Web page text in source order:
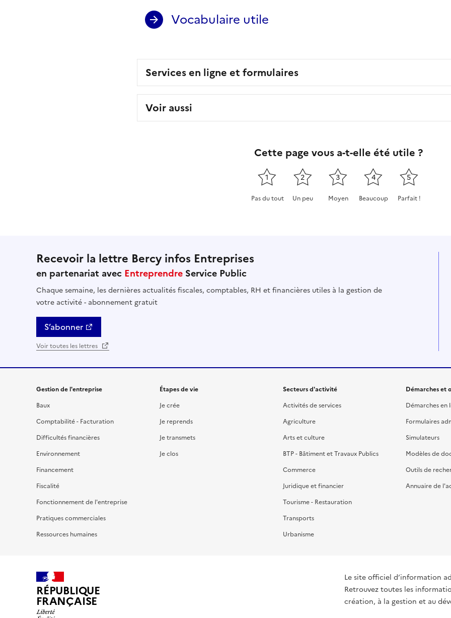
Vocabulaire utile
Services en ligne et formulaires
Voir aussi
Cette page vous a-t-elle été utile ?
1
Pas du tout
2
Un peu
3
Moyen
4
Beaucoup
5
Parfait !
Recevoir la lettre Bercy infos Entreprises
en partenariat avec Entreprendre Service Public
Chaque semaine, les dernières actualités fiscales, comptables, RH et financières utiles à la gestion de
votre activité - abonnement gratuit
S’abonner
Voir toutes les lettres
Gestion de l'entreprise
Baux
Comptabilité - Facturation
Difficultés financières
Environnement
Financement
Fiscalité
Fonctionnement de l'entreprise
Pratiques commerciales
Ressources humaines
Étapes de vie
Je crée
Je reprends
Je transmets
Je clos
Secteurs d'activité
Activités de services
Agriculture
Arts et culture
BTP - Bâtiment et Travaux Publics
Commerce
Juridique et financier
Tourisme - Restauration
Transports
Urbanisme
Démarches et
Démarches en
Formulaires
Simulateurs
Modèles de
Outils de
Annuaire de
RÉPUBLIQUE
FRANÇAISE
Le site officiel d’information
Retrouvez toutes les
création, à la gestion et au